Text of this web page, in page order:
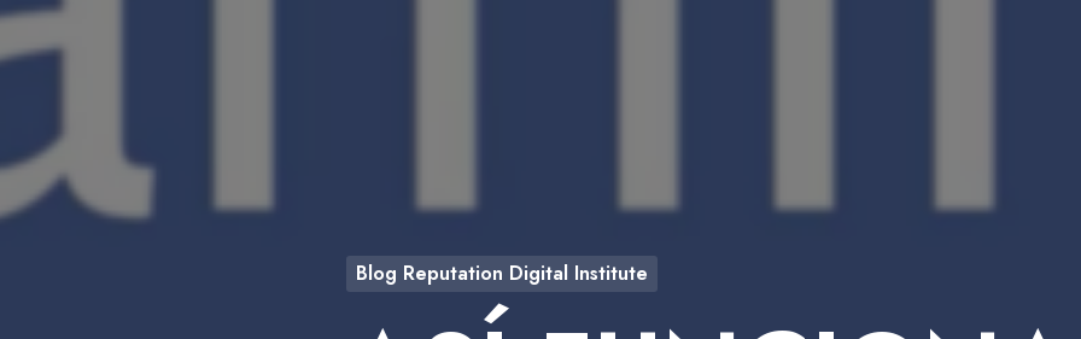
Blog Reputation Digital Institute